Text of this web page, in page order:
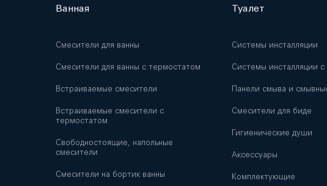
Ванная
Смесители для ванны
Смесители для ванны с термостатом
Встраиваемые смесители
Встраиваемые смесители с
термостатом
Свободностоящие, напольные
смесители
Смесители на бортик ванны
Туалет
Системы инсталляции
Системы инсталляции с
Панели смыва и
Смесители для биде
Гигиенические души
Аксессуары
Комплектующие